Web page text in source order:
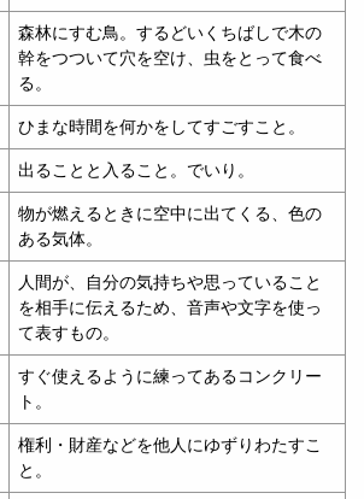
森林にすむ鳥。するどいくちばしで木の
幹をつついて穴を空け、虫をとって食べ
る。
ひまな時間を何かをしてすごすこと。
出ることと入ること。でいり。
物が燃えるときに空中に出てくる、色の
ある気体。
人間が、自分の気持ちや思っていること
を相手に伝えるため、音声や文字を使っ
て表すもの。
すぐ使えるように練ってあるコンクリー
ト。
権利・財産などを他人にゆずりわたすこ
と。